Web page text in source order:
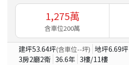
1,275萬
含車位200萬
建坪53.64坪(含車位--坪) 地坪6.69坪
3房2廳2衛 36.6年 3樓/11樓